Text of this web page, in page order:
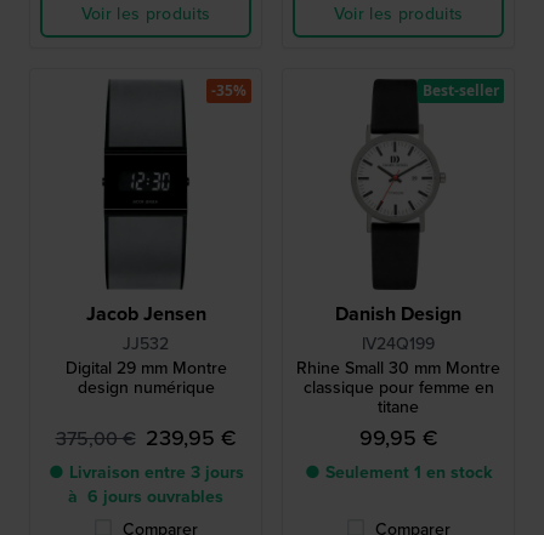
Voir les produits
Voir les produits
Jacob Jensen
JJ532
Digital 29 mm Montre
design numérique
375,00 € 239,95 €
● Livraison entre 3 jours
à 6 jours ouvrables
Comparer
-35%
Danish Design
IV24Q199
Rhine Small 30 mm Montre
classique pour femme en
titane
99,95 €
● Seulement 1 en stock
Comparer
Best-seller